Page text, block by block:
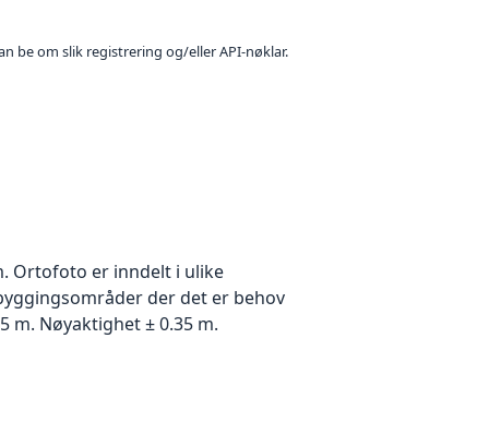
be om slik registrering og/eller API-nøklar.
Ortofoto er inndelt i ulike
der det er behov
m. Nøyaktighet ± 0.35 m.